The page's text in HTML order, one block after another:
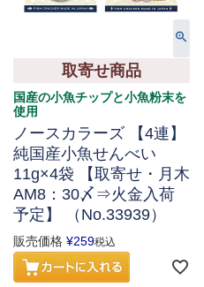
取寄せ商品
国産の小魚チップと小魚粉末を
使用
ノースカラーズ 【4連】
純国産小魚せんべい
11g×4袋 【取寄せ・月木
AM8：30〆⇒火金入荷
予定】 （No.33939）
販売価格 ¥259税込